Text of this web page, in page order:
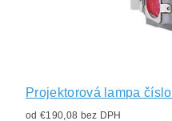
Projektorová lampa
od €190,08 bez DPH